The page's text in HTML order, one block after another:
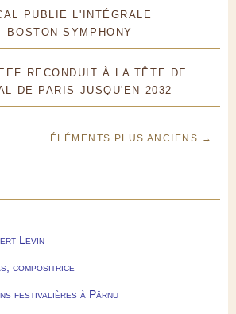
PUBLIE L'INTÉGRALE
BOSTON SYMPHONY
RECONDUIT À LA TÊTE DE
DE PARIS JUSQU'EN 2032
ÉLÉMENTS PLUS ANCIENS →
Levin
compositrice
festivalières à Pärnu